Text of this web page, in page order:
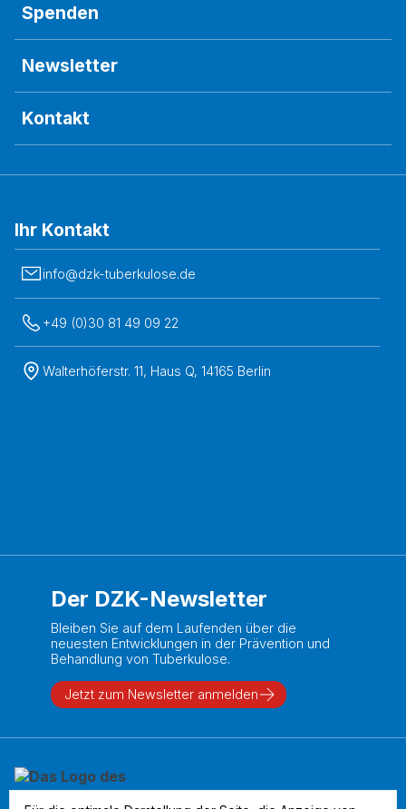
Spenden
Newsletter
Kontakt
Ihr Kontakt
info@dzk-tuberkulose.de
+49 (0)30 81 49 09 22
Walterhöferstr. 11, Haus Q, 14165 Berlin
Der DZK-Newsletter
Bleiben Sie auf dem Laufenden über die
neuesten Entwicklungen in der Prävention und
Behandlung von Tuberkulose.
Jetzt zum Newsletter anmelden